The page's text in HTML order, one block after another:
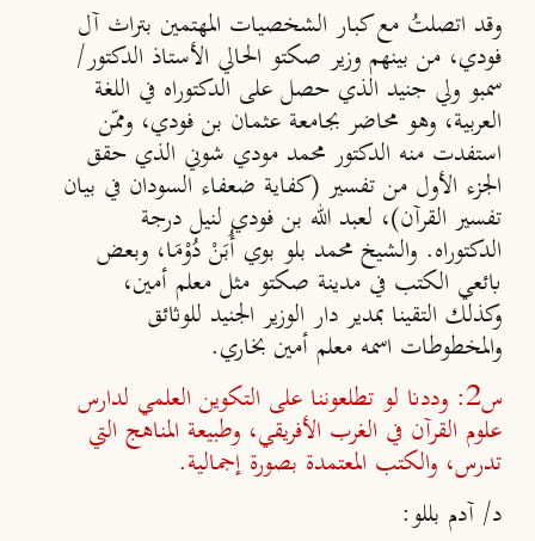
وقد اتصلتُ مع كبار الشخصيات المهتمين بتراث آل
فودي، من بينهم وزير صكتو الحالي الأستاذ الدكتور/
سمبو ولي جنيد الذي حصل على الدكتوراه في اللغة
العربية، وهو محاضر بجامعة عثمان بن فودي، وممّن
استفدت منه الدكتور محمد مودي شوني الذي حقق
الجزء الأول من تفسير (كفاية ضعفاء السودان في بيان
تفسير القرآن)، لعبد الله بن فودي لنيل درجة
الدكتوراه. والشيخ محمد بلو بوي أُبَنْ دُوْمَا، وبعض
بائعي الكتب في مدينة صكتو مثل معلم أمين،
وكذلك التقينا بمدير دار الوزير الجنيد للوثائق
والمخطوطات اسمه معلم أمين بخاري.
س2: وددنا لو تطلعوننا على التكوين العلمي لدارس
علوم القرآن في الغرب الأفريقي، وطبيعة المناهج التي
تدرس، والكتب المعتمدة بصورة إجمالية.
د/ آدم بللو: